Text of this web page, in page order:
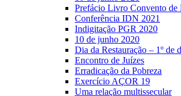
Prefácio Livro Convento de
Conferência IDN 2021
Indigitação PGR 2020
10 de junho 2020
Dia da Restauração – 1º de
Encontro de Juízes
Erradicação da Pobreza
Exercício AÇOR 19
Uma relação multissecular